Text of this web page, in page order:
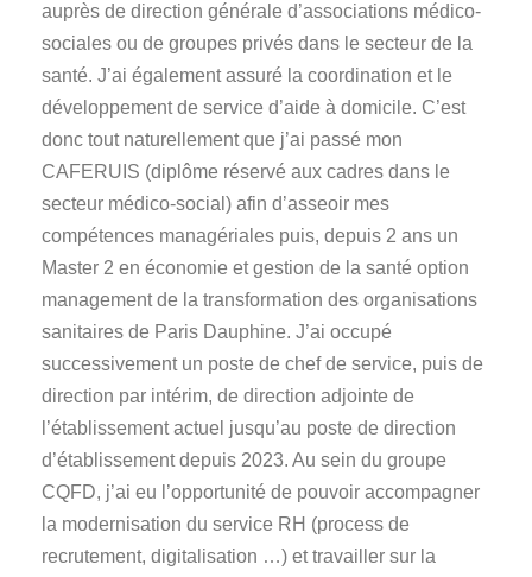
auprès de direction générale d’associations médico-
sociales ou de groupes privés dans le secteur de la
santé. J’ai également assuré la coordination et le
développement de service d’aide à domicile. C’est
donc tout naturellement que j’ai passé mon
CAFERUIS (diplôme réservé aux cadres dans le
secteur médico-social) afin d’asseoir mes
compétences managériales puis, depuis 2 ans un
Master 2 en économie et gestion de la santé option
management de la transformation des organisations
sanitaires de Paris Dauphine. J’ai occupé
successivement un poste de chef de service, puis de
direction par intérim, de direction adjointe de
l’établissement actuel jusqu’au poste de direction
d’établissement depuis 2023. Au sein du groupe
CQFD, j’ai eu l’opportunité de pouvoir accompagner
la modernisation du service RH (process de
recrutement, digitalisation …) et travailler sur la